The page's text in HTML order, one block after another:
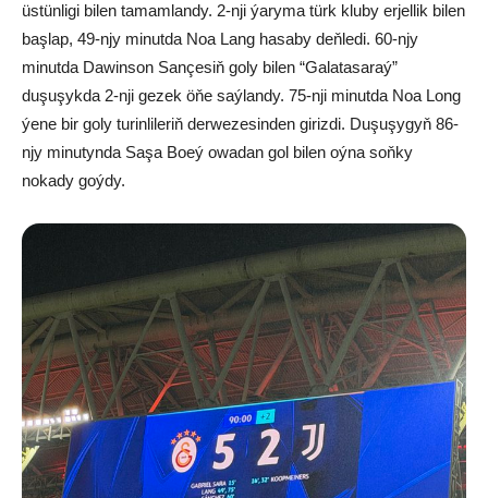
üstünligi bilen tamamlandy. 2-nji ýaryma türk kluby erjellik bilen
başlap, 49-njy minutda Noa Lang hasaby deňledi. 60-njy
minutda Dawinson Sançesiň goly bilen “Galatasaraý”
duşuşykda 2-nji gezek öňe saýlandy. 75-nji minutda Noa Long
ýene bir goly turinlileriň derwezesinden girizdi. Duşuşygyň 86-
njy minutynda Saşa Boeý owadan gol bilen oýna soňky
nokady goýdy.